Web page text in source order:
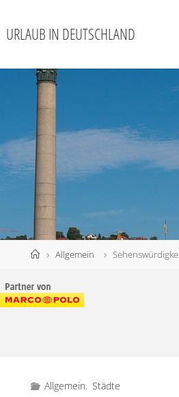
URLAUB IN DEUTSCHLAND
Allgemein
Allgemein, Städte